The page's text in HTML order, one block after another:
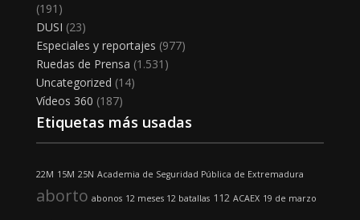
(191)
DUSI (23)
Especiales y reportajes (977)
Ruedas de Prensa (1.531)
Uncategorized (14)
Vídeos 360 (187)
Etiquetas más usadas
22M 15M 25N Academia de Seguridad Pública de Extremadura
aborto abonos 12 meses 12 batallas 112 ACAEX 19 de marzo